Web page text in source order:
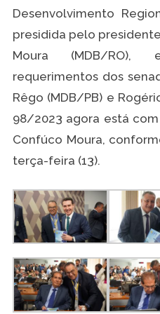
Desenvolvimento
presidida pelo
Moura (MDB/
requerimentos dos
Rêgo (MDB/PB) e
98/2023 agora está
Confúco Moura,
terça-feira (13).